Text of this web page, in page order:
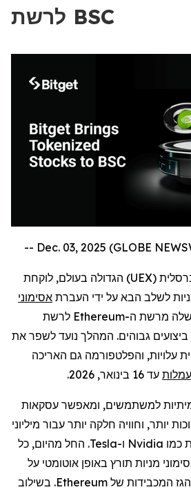
לרשת BSC
(
UEX) הגדולה בעולם, לוקחת
לשלב הבא על ידי העברת אסימוני
מרשת ה-Ethereum לרשת
גבוהים. המהלך נועד לשפר את
עלויות, והפלטפורמה גם האריכה
עד 16 בינואר, 2026.
למשתמשים, ומאפשר עסקאות
יותר, וחוויה חלקה יותר עבור מיליוני
כמו Nvidia ו-Tesla. החל מהיום, כל
מניות תורץ באופן אוטומטי על
המכבידות של Ethereum. בשילוב